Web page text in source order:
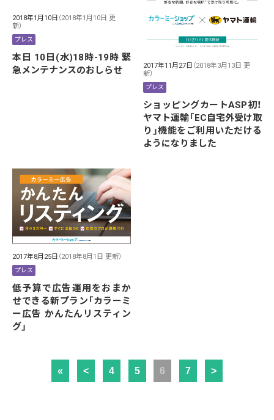
2018年1月10日 （2018年1月10日 更
新）
プレス
本日 10日(水)18時-19時 緊
急メンテナンスのおしらせ
2017年11月27日 （2018年3月13日 更
新）
プレス
ショッピングカートASP初！
ヤマト運輸「EC自宅外受け取
り」機能をご利用いただける
ようになりました
2017年8月25日 （2018年8月1日 更新）
プレス
低予算で広告運用をおまか
せできる新プラン「カラーミ
ー広告 かんたんリスティン
グ」
« < 4 5 6 7 >